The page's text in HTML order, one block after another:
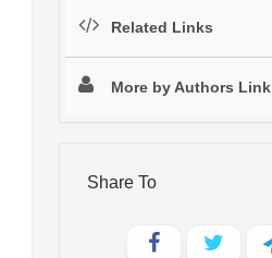
Related Links
More by Authors Link
Share To